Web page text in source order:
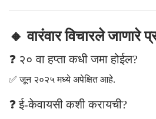
🔸 वारंवार विचारले जाणारे
❓ २० वा हप्ता कधी जमा होईल?
✅ जून २०२५ मध्ये अपेक्षित आहे.
❓ ई-केवायसी कशी करायची?